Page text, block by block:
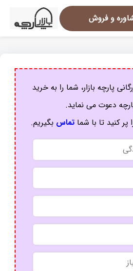
و فروش
پارچه بازار، شما را به خرید
دعوت می نماید.
پر کنید تا با شماتماس بگیریم.